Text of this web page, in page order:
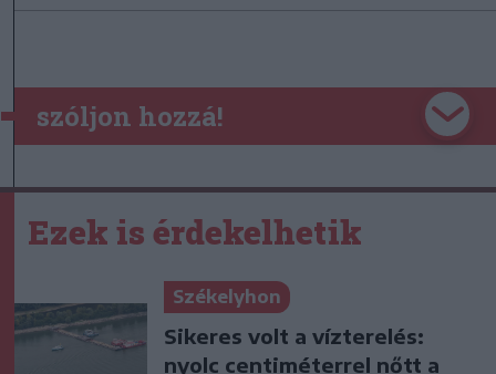
szóljon hozzá!
Ezek is érdekelhetik
Székelyhon
Sikeres volt a vízterelés:
nyolc centiméterrel nőtt a